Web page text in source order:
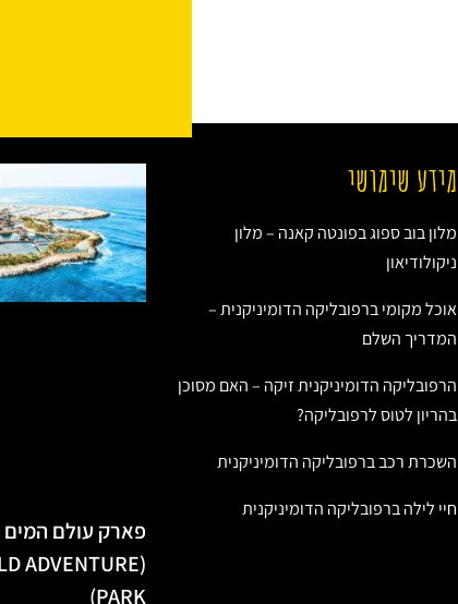
מידע שימושי
מלון בוב ספוג בפונטה קאנה – מלון
ניקולודיאון
אוכל מקומי ברפובליקה הדומיניקנית –
המדריך השלם
הרפובליקה הדומיניקנית זיקה – האם מסוכן
בהריון לטוס לרפובליקה?
השכרת רכב ברפובליקה הדומיניקנית
חיי לילה ברפובליקה הדומיניקנית
פארק עולם
ADVENTURE
PARK)